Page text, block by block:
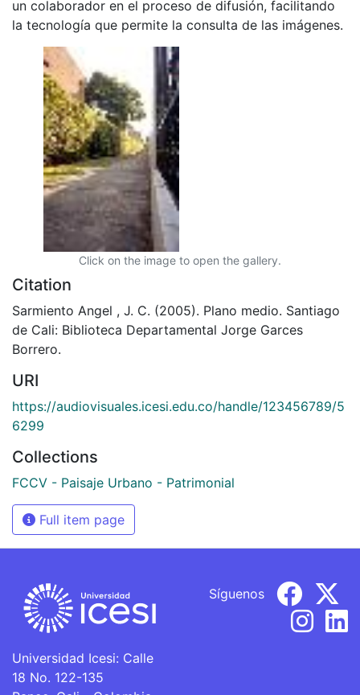
un colaborador en el proceso de difusión, facilitando
la tecnología que permite la consulta de las imágenes.
Click on the image to open the gallery.
Citation
Sarmiento Angel , J. C. (2005). Plano medio. Santiago
de Cali: Biblioteca Departamental Jorge Garces
Borrero.
URI
https://audiovisuales.icesi.edu.co/handle/123456789/5
6299
Collections
FCCV - Paisaje Urbano - Patrimonial
Full item page
Universidad Icesi: Calle
18 No. 122-135
Síguenos